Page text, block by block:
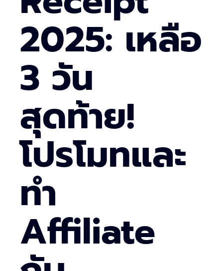
2025: เหลือ
3 วัน
สุดท้าย!
โปรโมทและ
ทำ
Affiliate